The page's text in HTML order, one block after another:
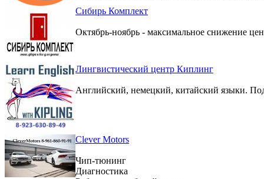
Сибирь Комплект
Октябрь-ноябрь - максимальное снижение
Лингвистический центр Киплинг
Английский, немецкий, китайский языки.
Clever Motors
Чип-тюнинг
Диагностика